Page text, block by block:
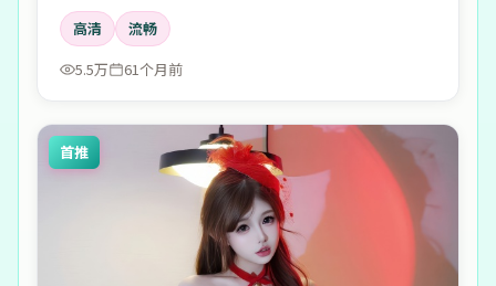
高清
流畅
5.5万
61个月前
首推